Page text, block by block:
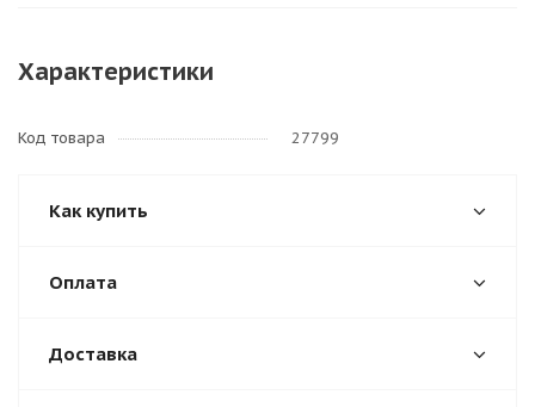
Характеристики
Код товара 27799
Как купить
Оплата
Доставка